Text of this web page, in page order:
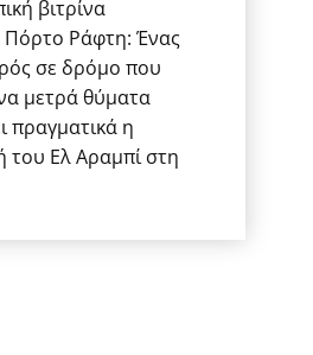
βιτρίνα
Ράφτη: Ένας
σε δρόμο που
μετρά θύματα
πραγματικά η
του Ελ Αραμπί στη